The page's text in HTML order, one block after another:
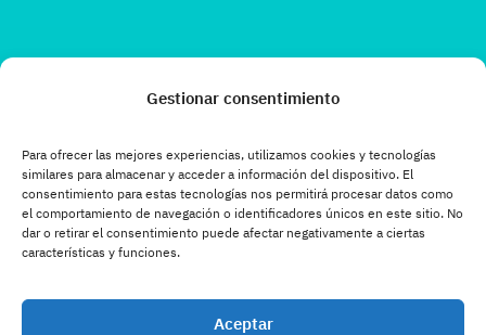
Gestionar consentimiento
Para ofrecer las mejores experiencias, utilizamos cookies y tecnologías
similares para almacenar y acceder a información del dispositivo. El
consentimiento para estas tecnologías nos permitirá procesar datos como
el comportamiento de navegación o identificadores únicos en este sitio. No
dar o retirar el consentimiento puede afectar negativamente a ciertas
características y funciones.
Aceptar